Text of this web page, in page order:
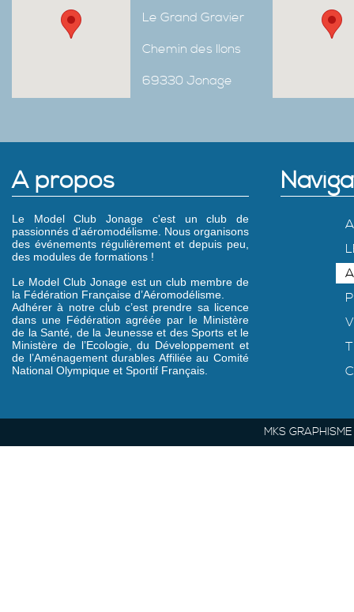
Le Grand Gravier
Chemin des Ilons
69330 Jonage
A propos
Le Model Club Jonage c'est un club de
passionnés d'aéromodélisme. Nous organisons
des événements régulièrement et depuis peu,
des modules de formations !
Le Model Club Jonage est un club membre de
la Fédération Française d’Aéromodélisme.
Adhérer à notre club c’est prendre sa licence
dans une Fédération agréée par le Ministère
de la Santé, de la Jeunesse et des Sports et le
Ministère de l’Ecologie, du Développement et
de l’Aménagement durables Affiliée au Comité
National Olympique et Sportif Français.
MKS GRAPHISME